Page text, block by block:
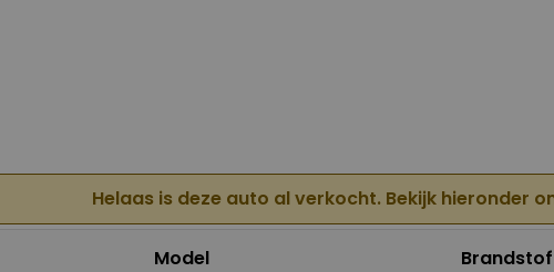
Helaas is deze auto al verkocht. Bekijk hieronder
Model Brandstof